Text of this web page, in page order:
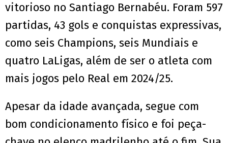
vitorioso no Santiago Bernabéu. Foram 597
partidas, 43 gols e conquistas expressivas,
como seis Champions, seis Mundiais e
quatro LaLigas, além de ser o atleta com
mais jogos pelo Real em 2024/25.
Apesar da idade avançada, segue com
bom condicionamento físico e foi peça-